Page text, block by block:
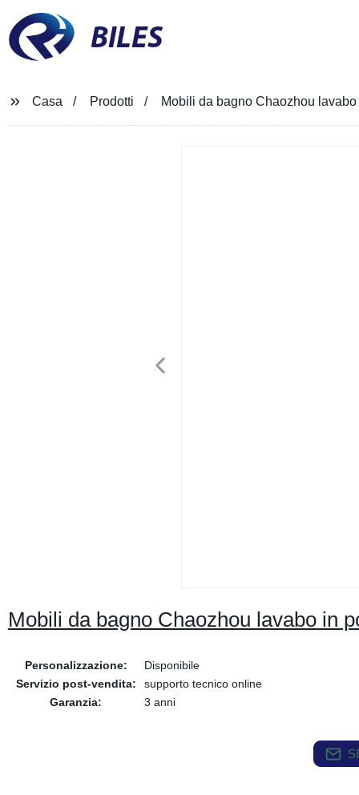
BILES
Casa Prodotti Mobili da bagno Chaozhou
Mobili da bagno Chaozhou lavabo in
Personalizzazione:
Disponibile
Servizio post-vendita:
supporto tecnico online
Garanzia:
3 anni